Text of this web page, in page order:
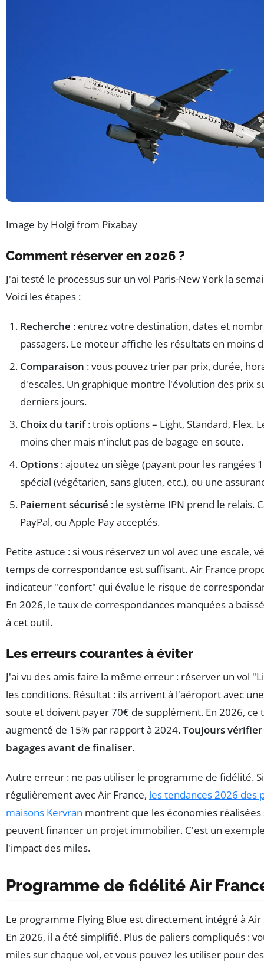
Image by Holgi from Pixabay
Comment réserver en 2026 ?
J'ai testé le processus sur un vol Paris-New York la
Voici les étapes :
Recherche : entrez votre destination, dates et
passagers. Le moteur affiche les résultats en moins
Comparaison : vous pouvez trier par prix, durée,
d'escales. Un graphique montre l'évolution des prix
derniers jours.
Choix du tarif: trois options – Light, Standard, Flex.
moins cher mais n'inclut pas de bagage en soute.
Options : ajoutez un siège (payant pour les rangées
spécial (végétarien, sans gluten, etc.), ou une
Paiement sécurisé : le système IPN prend le relais.
PayPal, ou Apple Pay acceptés.
Petite astuce : si vous réservez un vol avec une escale,
temps de correspondance est suffisant. Air France
indicateur "confort" qui évalue le risque de
En 2026, le taux de correspondances manquées a
à cet outil.
Les erreurs courantes à éviter
J'ai vu des amis faire la même erreur : réserver un vol
les conditions. Résultat : ils arrivent à l'aéroport avec
soute et doivent payer 70€ de supplément. En 2026, ce
augmenté de 15% par rapport à 2024.Toujours
bagages avant de finaliser.
Autre erreur : ne pas utiliser le programme de fidélité.
régulièrement avec Air France, les tendances 2026 des
maisons Kervran montrent que les économies réalisées
peuvent financer un projet immobilier. C'est un
l'impact des miles.
Programme de fidélité Air
Le programme Flying Blue est directement intégré à Air
En 2026, il a été simplifié. Plus de paliers compliqués :
miles sur chaque vol, et vous pouvez les utiliser pour